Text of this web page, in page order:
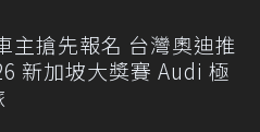
主搶先報名 台灣奧迪推
新加坡大獎賽 Audi 極